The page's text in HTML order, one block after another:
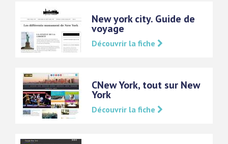
New york city. Guide de
voyage
Découvrir la fiche
CNew York, tout sur New
York
Découvrir la fiche